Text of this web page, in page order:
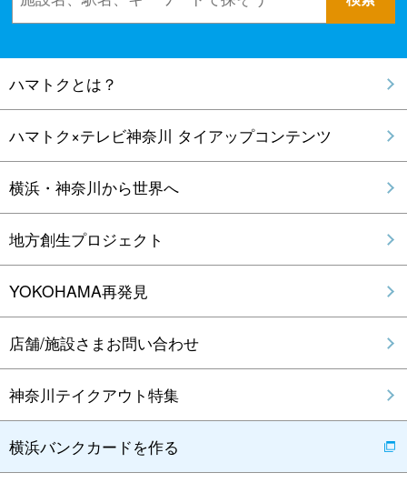
ハマトクとは？
ハマトク×テレビ神奈川 タイアップコンテンツ
横浜・神奈川から世界へ
地方創生プロジェクト
YOKOHAMA再発見
店舗/施設さまお問い合わせ
神奈川テイクアウト特集
横浜バンクカードを作る